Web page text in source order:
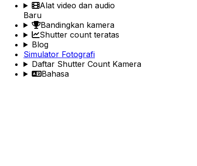
Alat video dan audio
Baru
Bandingkan kamera
Shutter count teratas
Blog
Simulator Fotografi
Daftar Shutter Count Kamera
Bahasa